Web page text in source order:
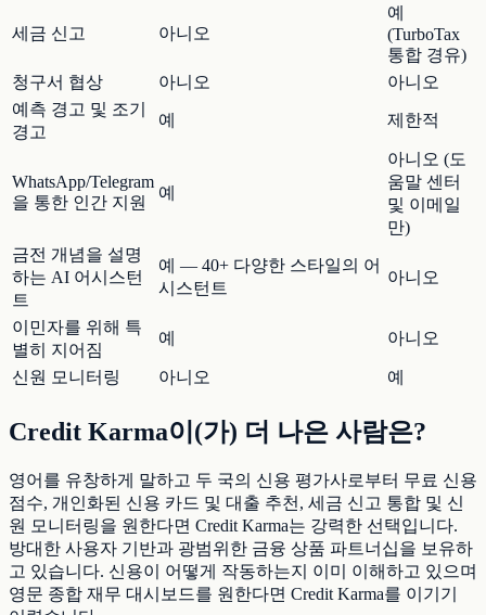
세금 신고 아니오
예
(TurboTax
통합 경유)
청구서 협상
아니오
아니오
예측 경고 및 조기
경고
예 제한적
WhatsApp/Telegram
을 통한 인간 지원
예
아니오 (도
움말 센터
및 이메일
만)
금전 개념을 설명
하는 AI 어시스턴
트
예 — 40+ 다양한 스타일의 어
시스턴트
아니오
이민자를 위해 특
별히 지어짐
예 아니오
신원 모니터링 아니오 예
Credit Karma이(가) 더 나은 사람은?
영어를 유창하게 말하고 두 국의 신용 평가사로부터 무료 신용
점수, 개인화된 신용 카드 및 대출 추천, 세금 신고 통합 및 신
원 모니터링을 원한다면 Credit Karma는 강력한 선택입니다.
방대한 사용자 기반과 광범위한 금융 상품 파트너십을 보유하
고 있습니다. 신용이 어떻게 작동하는지 이미 이해하고 있으며
영문 종합 재무 대시보드를 원한다면 Credit Karma를 이기기